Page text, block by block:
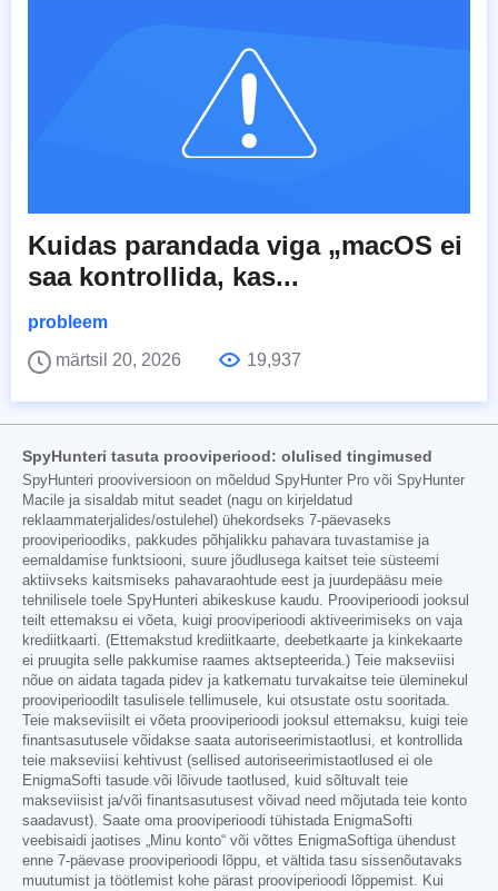
Kuidas parandada viga „macOS ei
saa kontrollida, kas...
probleem
märtsil 20, 2026
19,937
SpyHunteri tasuta prooviperiood: olulised tingimused
SpyHunteri prooviversioon on mõeldud SpyHunter Pro või SpyHunter
Macile ja sisaldab mitut seadet (nagu on kirjeldatud
reklaammaterjalides/ostulehel) ühekordseks 7-päevaseks
prooviperioodiks, pakkudes põhjalikku pahavara tuvastamise ja
eemaldamise funktsiooni, suure jõudlusega kaitset teie süsteemi
aktiivseks kaitsmiseks pahavaraohtude eest ja juurdepääsu meie
tehnilisele toele SpyHunteri abikeskuse kaudu. Prooviperioodi jooksul
teilt ettemaksu ei võeta, kuigi prooviperioodi aktiveerimiseks on vaja
krediitkaarti. (Ettemakstud krediitkaarte, deebetkaarte ja kinkekaarte
ei pruugita selle pakkumise raames aktsepteerida.) Teie makseviisi
nõue on aidata tagada pidev ja katkematu turvakaitse teie üleminekul
prooviperioodilt tasulisele tellimusele, kui otsustate ostu sooritada.
Teie makseviisilt ei võeta prooviperioodi jooksul ettemaksu, kuigi teie
finantsasutusele võidakse saata autoriseerimistaotlusi, et kontrollida
teie makseviisi kehtivust (sellised autoriseerimistaotlused ei ole
EnigmaSofti tasude või lõivude taotlused, kuid sõltuvalt teie
makseviisist ja/või finantsasutusest võivad need mõjutada teie konto
saadavust). Saate oma prooviperioodi tühistada EnigmaSofti
veebisaidi jaotises „Minu konto“ või võttes EnigmaSoftiga ühendust
enne 7-päevase prooviperioodi lõppu, et vältida tasu sissenõutavaks
muutumist ja töötlemist kohe pärast prooviperioodi lõppemist. Kui